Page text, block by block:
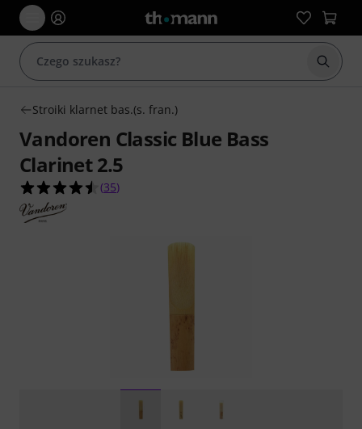
Stroiki klarnet bas.(s. fran.)
Vandoren Classic Blue Bass
Clarinet 2.5
4.5 na 5 gwiazdek z 35 ocen klientów
(35)